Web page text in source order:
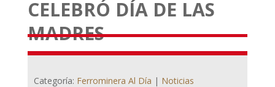
CELEBRÓ DÍA DE LAS
MADRES
Categoría: Ferrominera Al Día | Noticias